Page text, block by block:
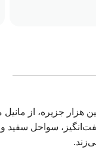
جزیره، از مانیل
سواحل سفید و